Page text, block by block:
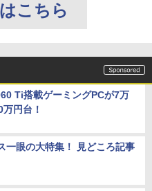
こちら
Ti搭載ゲーミングPCが7万
円台！
一眼の大特集！ 見どころ記事